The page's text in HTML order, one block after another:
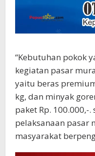
“Kebutuhan pokok
kegiatan pasar
yaitu beras
kg, dan minyak
paket Rp. 100.000,-
pelaksanaan pasar
masyarakat